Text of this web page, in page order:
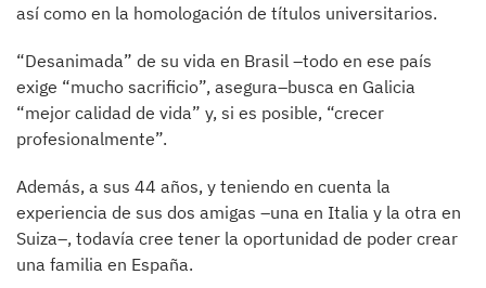
así como en la homologación de títulos universitarios.
“Desanimada” de su vida en Brasil –todo en ese país
exige “mucho sacrificio”, asegura–busca en Galicia
“mejor calidad de vida” y, si es posible, “crecer
profesionalmente”.
Además, a sus 44 años, y teniendo en cuenta la
experiencia de sus dos amigas –una en Italia y la otra en
Suiza–, todavía cree tener la oportunidad de poder crear
una familia en España.